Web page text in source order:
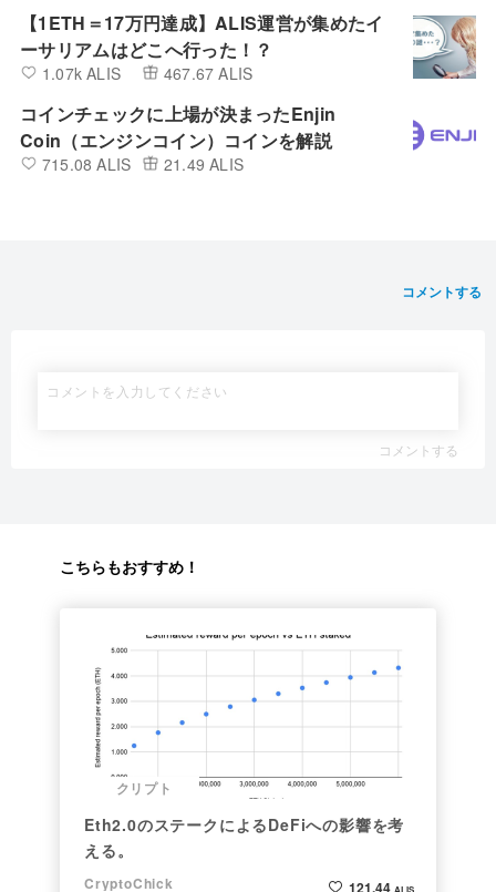
【1ETH＝17万円達成】ALIS運営が集めたイ
ーサリアムはどこへ行った！？
1.07k ALIS 467.67 ALIS
コインチェックに上場が決まったEnjin
Coin（エンジンコイン）コインを解説
715.08 ALIS 21.49 ALIS
コメントする
コメントする
こちらもおすすめ！
クリプト
Eth2.0のステークによるDeFiへの影響を考
える。
CryptoChick 121.44 ALIS